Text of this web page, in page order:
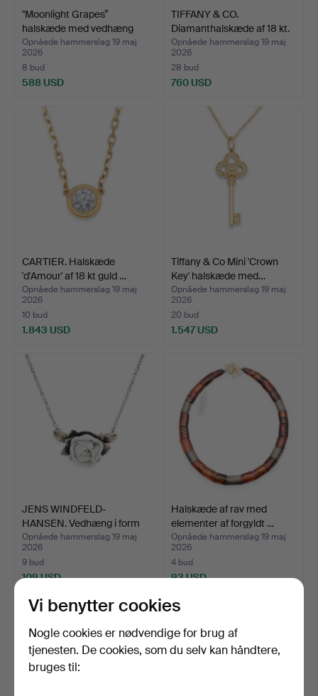
"Moonlight Grapes”
halskæde med vedhæng
af…
Opnåede hammerslag 19 maj
2026
8 bud
588 USD
TIFFANY & CO.
Diamanthalskæde af 18 kt.
gu…
Opnåede hammerslag 19 maj
2026
28 bud
760 USD
CARTIER. Halskæde
'd'Amour' af 18 kt guld …
Opnåede hammerslag 19 maj
2026
10 bud
1.843 USD
Tiffany & Co Mini 'Crown
Key' halskæde med…
Opnåede hammerslag 19 maj
2026
20 bud
1.547 USD
JENS WINDFELD-
HANSEN. Vedhæng i form
af ro…
Opnåede hammerslag 19 maj
2026
9 bud
109 USD
Halskæde af rav med
elementer af forgyldt …
Opnåede hammerslag 19 maj
2026
4 bud
93 USD
Vi benytter cookies
Nogle cookies er nødvendige for brug af
tjenesten. De cookies, som du selv kan håndtere,
bruges til: